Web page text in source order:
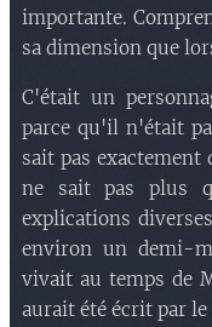
importante.
sa dimension que
C'était un
parce qu'il n'était
sait pas exactement
ne sait pas plus
explications
environ un demi-
vivait au temps de
aurait été écrit par